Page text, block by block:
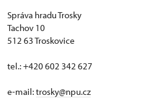
Správa hradu Trosky
Tachov 10
512 63 Troskovice
tel.: +420 602 342 627
e-mail:trosky@npu.cz